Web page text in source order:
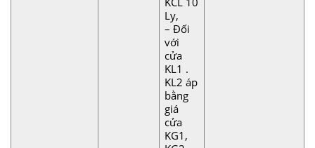
Ly,
– Đối
với
cửa
KL1 .
KL2 áp
bằng
giá
cửa
KG1,